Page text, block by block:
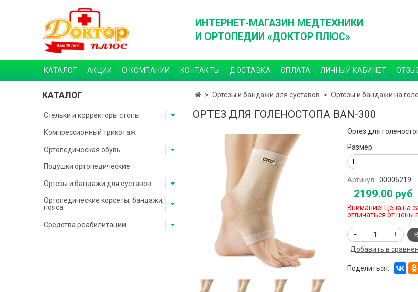
ИНТЕРНЕТ-МАГАЗИН МЕДТЕХНИКИ
И ОРТОПЕДИИ «ДОКТОР ПЛЮС»
КАТАЛОГ АКЦИИ О КОМПАНИИ КОНТАКТЫ ДОСТАВКА ОПЛАТА ЛИЧНЫЙ КАБИНЕТ
Ортезы и бандажи для суставов Ортезы и бандажи на
ОРТЕЗ ДЛЯ ГОЛЕНОСТОПА BAN-300
Ортез для
Размер
Артикул: 00005219
2199.00 руб
Внимание! Цена на
отличаться от цены
Добавить в
Поделиться:
КАТАЛОГ
Стельки и корректоры стопы
Компрессионный трикотаж
Ортопедическая обувь
Подушки ортопедические
Ортезы и бандажи для суставов
Ортопедические корсеты, бандажи,
пояса
Средства реабилитации